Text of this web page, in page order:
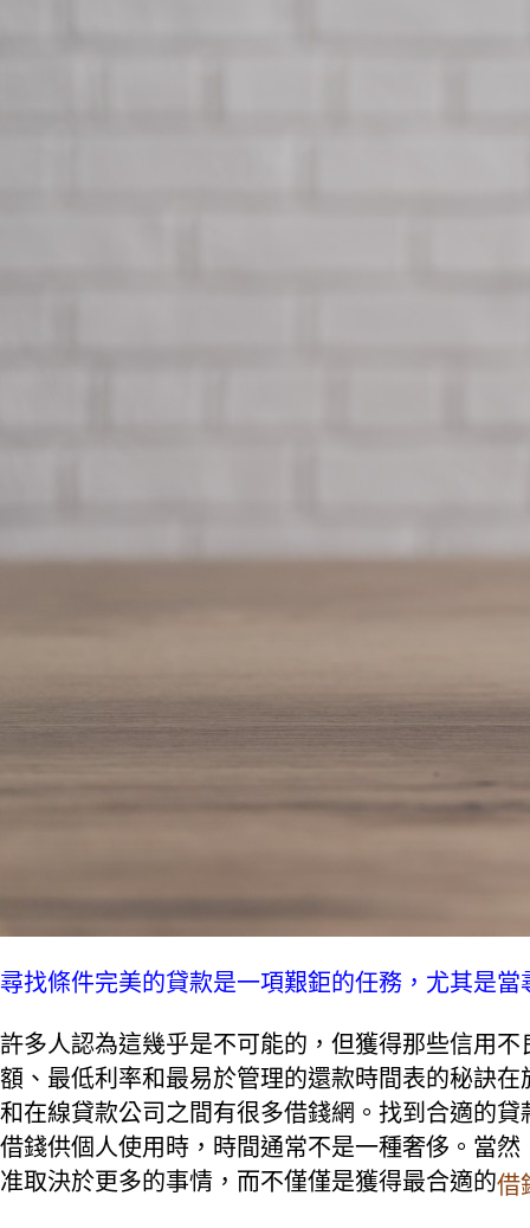
尋找條件完美的貸款是一項艱鉅的任務，尤其是
許多人認為這幾乎是不可能的，但獲得那些信用
額、最低利率和最易於管理的還款時間表的秘訣
和在線貸款公司之間有很多借錢網。找到合適的
借錢供個人使用時，時間通常不是一種奢侈。當
准取決於更多的事情，而不僅僅是獲得最合適的借